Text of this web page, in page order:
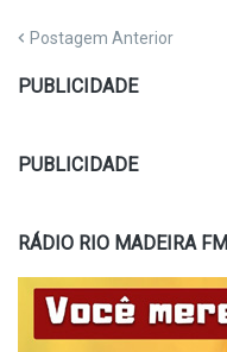
Postagem Anterior
PUBLICIDADE
PUBLICIDADE
RÁDIO RIO MADEIRA FM